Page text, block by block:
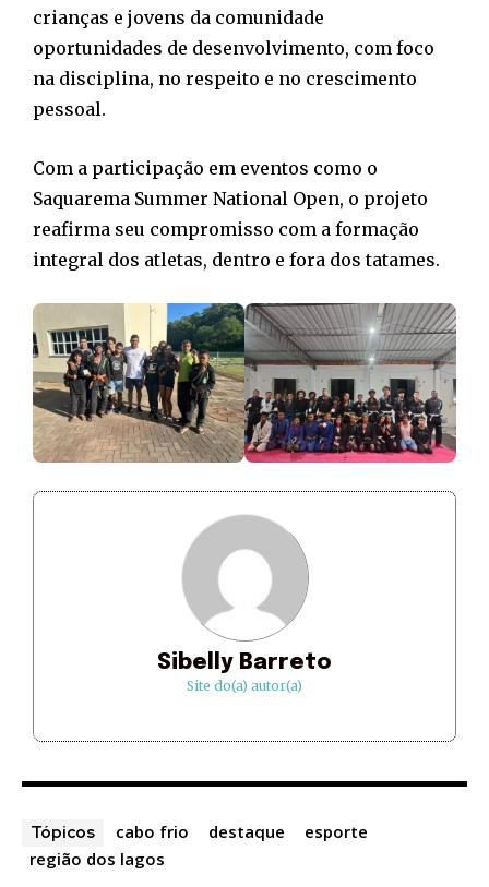
crianças e jovens da comunidade
oportunidades de desenvolvimento, com foco
na disciplina, no respeito e no crescimento
pessoal.
Com a participação em eventos como o
Saquarema Summer National Open, o projeto
reafirma seu compromisso com a formação
integral dos atletas, dentro e fora dos tatames.
Sibelly Barreto
Site do(a) autor(a)
Tópicos cabo frio destaque
esporte
região dos lagos